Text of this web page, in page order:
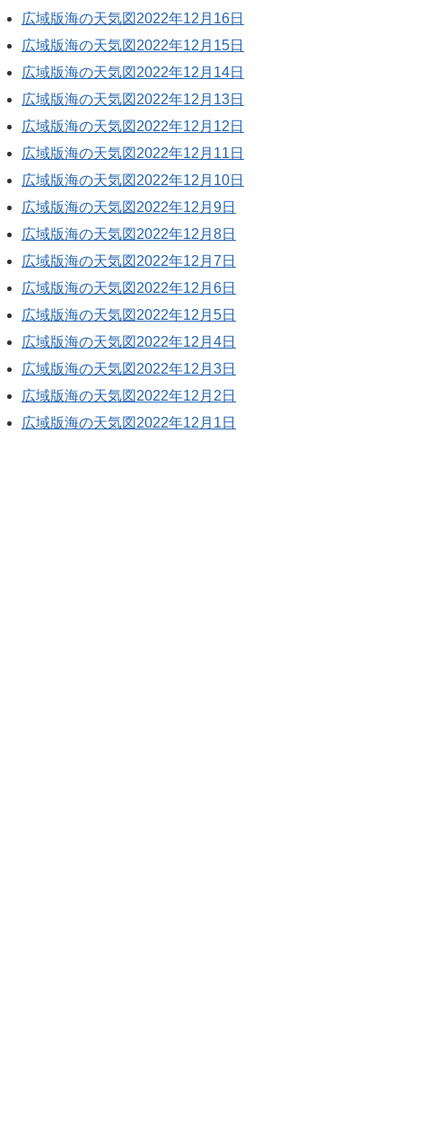
広域版海の天気図2022年12月16日
広域版海の天気図2022年12月15日
広域版海の天気図2022年12月14日
広域版海の天気図2022年12月13日
広域版海の天気図2022年12月12日
広域版海の天気図2022年12月11日
広域版海の天気図2022年12月10日
広域版海の天気図2022年12月9日
広域版海の天気図2022年12月8日
広域版海の天気図2022年12月7日
広域版海の天気図2022年12月6日
広域版海の天気図2022年12月5日
広域版海の天気図2022年12月4日
広域版海の天気図2022年12月3日
広域版海の天気図2022年12月2日
広域版海の天気図2022年12月1日